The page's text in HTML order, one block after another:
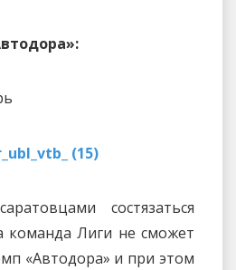
состязаться
команда Лиги не сможет
«Автодора» и при этом